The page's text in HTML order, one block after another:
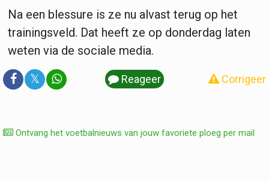
Na een blessure is ze nu alvast terug op het
trainingsveld. Dat heeft ze op donderdag laten
weten via de sociale media.
𝕏 Reageer Corrigeer
Ontvang het voetbalnieuws van jouw favoriete ploeg per mail